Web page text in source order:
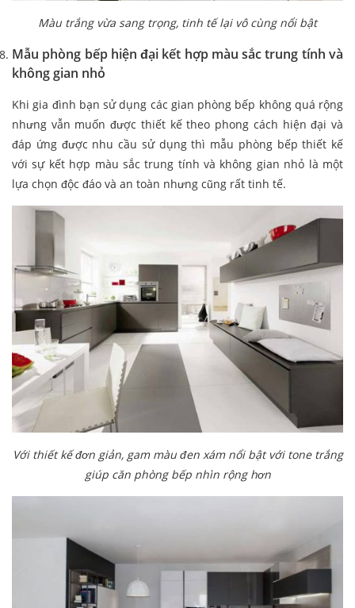
Màu trắng vừa sang trọng, tinh tế lại vô cùng nổi bật
Mẫu phòng bếp hiện đại kết hợp màu sắc trung tính và
không gian nhỏ
Khi gia đình bạn sử dụng các gian phòng bếp không quá rộng
nhưng vẫn muốn được thiết kế theo phong cách hiện đại và
đáp ứng được nhu cầu sử dụng thì mẫu phòng bếp thiết kế
với sự kết hợp màu sắc trung tính và không gian nhỏ là một
lựa chọn độc đáo và an toàn nhưng cũng rất tinh tế.
Với thiết kế đơn giản, gam màu đen xám nổi bật với tone trắng
giúp căn phòng bếp nhìn rộng hơn